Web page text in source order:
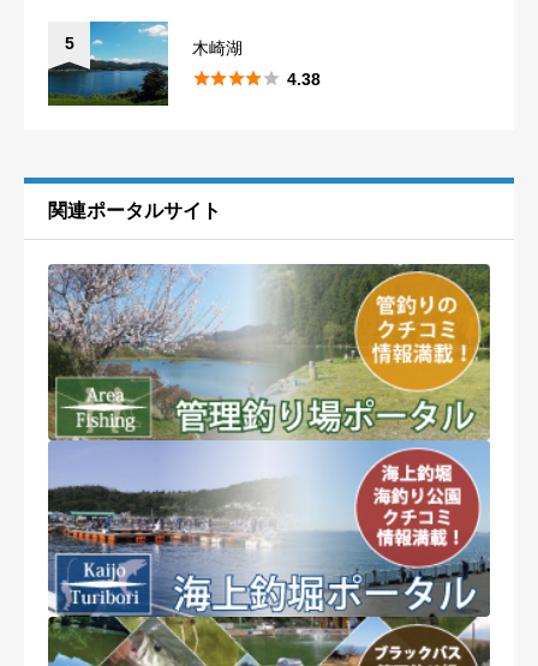
5
木崎湖
 4.38
関連ポータルサイト